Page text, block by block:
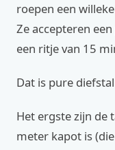
roepen een
Ze accepteren
een ritje van 15
Dat is pure
Het ergste zijn de
meter kapot is